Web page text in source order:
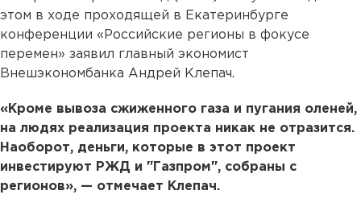
этом в ходе проходящей в Екатеринбурге
конференции «Российские регионы в фокусе
перемен» заявил главный экономист
Внешэкономбанка Андрей Клепач.
«Кроме вывоза сжиженного газа и пугания оленей,
на людях реализация проекта никак не отразится.
Наоборот, деньги, которые в этот проект
инвестируют РЖД и "Газпром", собраны с
регионов», — отмечает Клепач.